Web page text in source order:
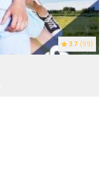
3.7 (99)